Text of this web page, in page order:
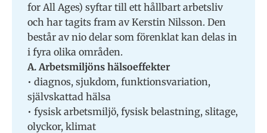
for All Ages) syftar till ett hållbart arbetsliv
och har tagits fram av Kerstin Nilsson. Den
består av nio delar som förenklat kan delas in
i fyra olika områden.
A. Arbetsmiljöns hälsoeffekter
• diagnos, sjukdom, funktionsvariation,
självskattad hälsa
• fysisk arbetsmiljö, fysisk belastning, slitage,
olyckor, klimat